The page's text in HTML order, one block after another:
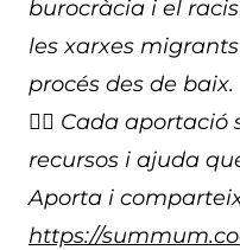
burocràcia i el
les xarxes
procés des de baix.
👉🏽 Cada
recursos i ajuda
Aporta i
https://